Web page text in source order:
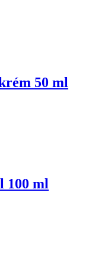
50 ml
100 ml